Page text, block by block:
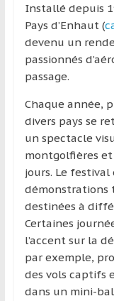
en
profitant
de
découverte
culturelle
d’un
pays
d’une
région
Installé depuis
Pays d’Enhaut (
devenu un
passionnés
passage.
Chaque année,
divers pays se
un spectacle
montgolfières
jours. Le
démonstrations
destinées à
Certaines
l’accent sur la
par exemple,
des vols captifs
dans un mini-